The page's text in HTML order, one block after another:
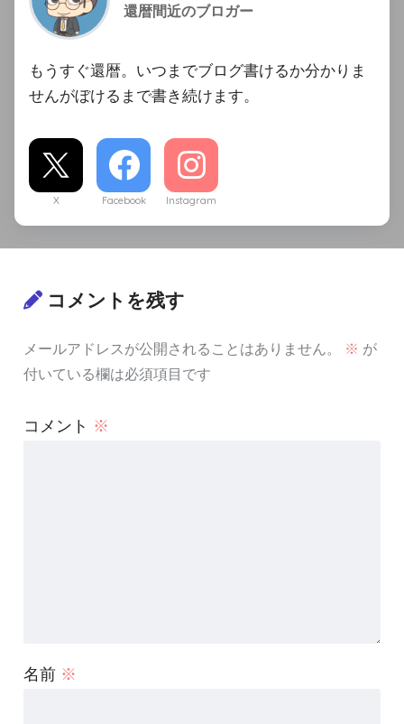
還暦間近のブロガー
もうすぐ還暦。いつまでブログ書けるか分かりま
せんがぼけるまで書き続けます。
X Facebook Instagram
コメントを残す
メールアドレスが公開されることはありません。 ※ が
付いている欄は必須項目です
コメント ※
名前 ※